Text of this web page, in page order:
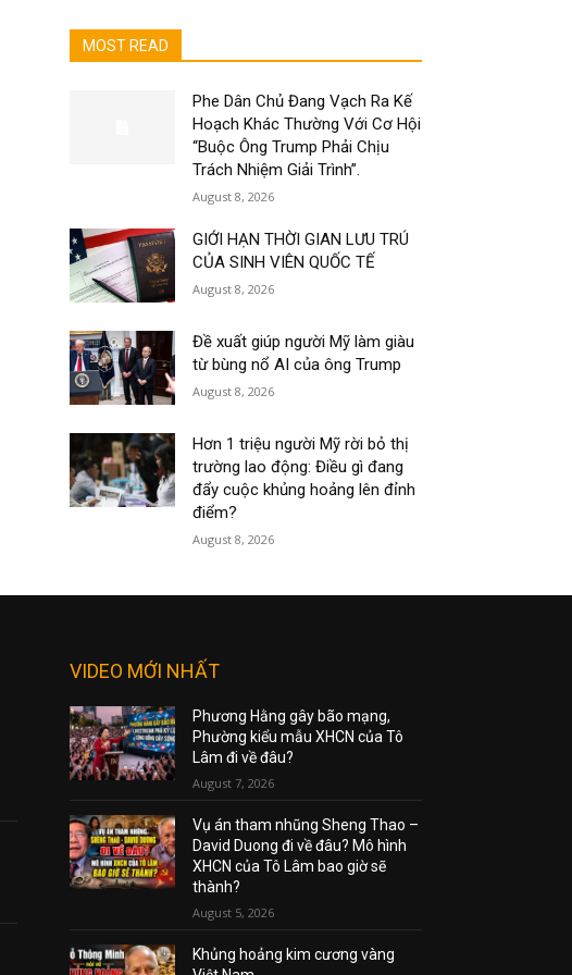
MOST READ
Phe Dân Chủ Đang Vạch Ra Kế
Hoạch Khác Thường Với Cơ Hội
“Buộc Ông Trump Phải Chịu
Trách Nhiệm Giải Trình”.
August 8, 2026
GIỚI HẠN THỜI GIAN LƯU TRÚ
CỦA SINH VIÊN QUỐC TẾ
August 8, 2026
Đề xuất giúp người Mỹ làm giàu
từ bùng nổ AI của ông Trump
August 8, 2026
Hơn 1 triệu người Mỹ rời bỏ thị
trường lao động: Điều gì đang
đẩy cuộc khủng hoảng lên đỉnh
điểm?
August 8, 2026
VIDEO MỚI NHẤT
Phương Hằng gây bão mạng,
Phường kiểu mẫu XHCN của Tô
Lâm đi về đâu?
August 7, 2026
Vụ án tham nhũng Sheng Thao –
David Duong đi về đâu? Mô hình
XHCN của Tô Lâm bao giờ sẽ
thành?
August 5, 2026
Khủng hoảng kim cương vàng